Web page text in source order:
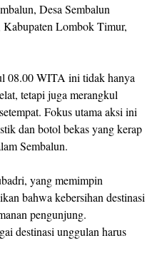
Desa Sembalun
Lombok Timur,
08.00 WITA ini tidak hanya
tetapi juga merangkul
Fokus utama aksi ini
dan botol bekas yang kerap
Sembalun.
yang memimpin
bahwa kebersihan destinasi
pengunjung.
destinasi unggulan harus